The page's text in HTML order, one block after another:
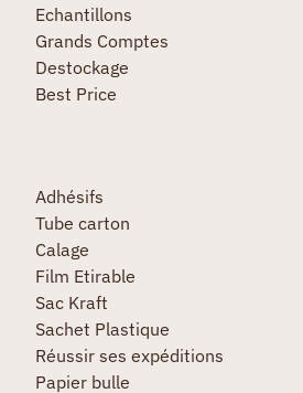
Echantillons
Grands Comptes
Destockage
Best Price
Adhésifs
Tube carton
Calage
Film Etirable
Sac Kraft
Sachet Plastique
Réussir ses expéditions
Papier bulle